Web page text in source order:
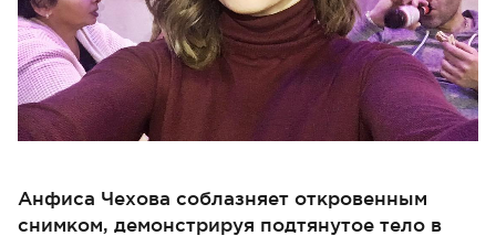
Анфиса Чехова соблазняет откровенным
снимком, демонстрируя подтянутое тело в